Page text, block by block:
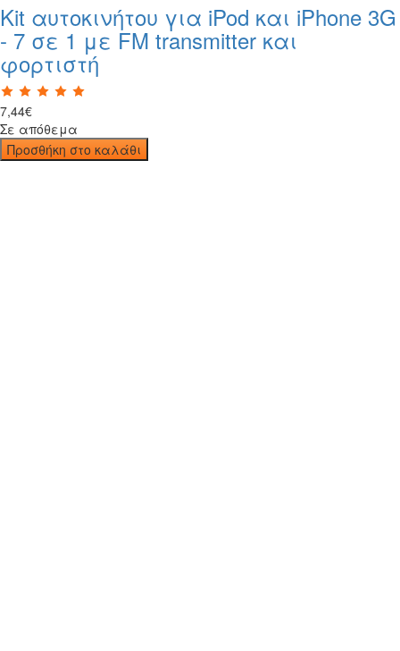
Kit αυτοκινήτου για iPod και iPhone 3G
- 7 σε 1 με FM transmitter και
φορτιστή
7,44€
Σε απόθεμα
Προσθήκη στο καλάθι